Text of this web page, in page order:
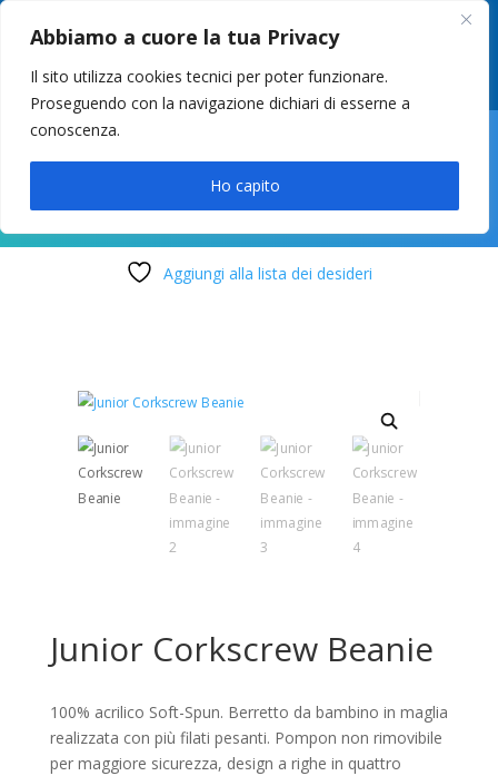
Abbiamo a cuore la tua Privacy
Il sito utilizza cookies tecnici per poter funzionare.
Proseguendo con la navigazione dichiari di esserne a
conoscenza.
Ho capito
049 8627946 –info@cstosetto.it
LUN-VEN 9-12 / 14:30-17
Aggiungi alla lista dei desideri
Junior Corkscrew Beanie
100% acrilico Soft-Spun. Berretto da bambino in maglia
realizzata con più filati pesanti. Pompon non rimovibile
per maggiore sicurezza, design a righe in quattro